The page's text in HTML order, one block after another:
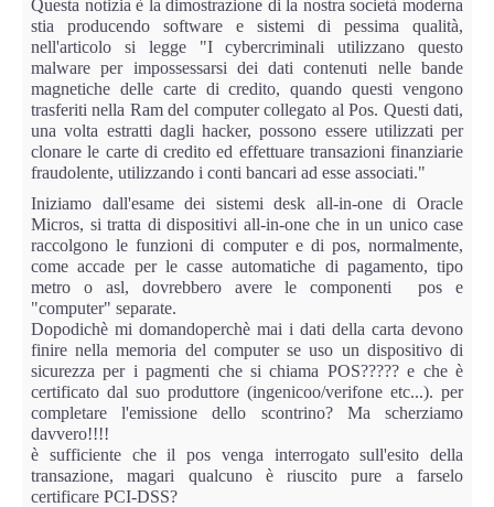
Copia/Acquisizione Forense
Bonifiche Digitali
Forensics Readiness
Copia/Acquisizione Forense Web
Indagini persone scomparse
Remote Digital Forensics
Acquisizione Forense remota
Sblocco PIN Smartphone
Questa notizia è la dimostrazione di la nostra società moderna
stia producendo software e sistemi di pessima qualità,
nell'articolo si legge "I cybercriminali utilizzano questo
malware per impossessarsi dei dati contenuti nelle bande
magnetiche delle carte di credito, quando questi vengono
trasferiti nella Ram del computer collegato al Pos. Questi dati,
una volta estratti dagli hacker, possono essere utilizzati per
clonare le carte di credito ed effettuare transazioni finanziarie
fraudolente, utilizzando i conti bancari ad esse associati."
Iniziamo dall'esame dei sistemi desk all-in-one di Oracle
Micros, si tratta di dispositivi all-in-one che in un unico case
raccolgono le funzioni di computer e di pos, normalmente,
come accade per le casse automatiche di pagamento, tipo
metro o asl, dovrebbero avere le componenti pos e
"computer" separate.
Dopodichè mi domandoperchè mai i dati della carta devono
finire nella memoria del computer se uso un dispositivo di
sicurezza per i pagmenti che si chiama POS????? e che è
certificato dal suo produttore (ingenicoo/verifone etc...). per
completare l'emissione dello scontrino? Ma scherziamo
davvero!!!!
è sufficiente che il pos venga interrogato sull'esito della
transazione, magari qualcuno è riuscito pure a farselo
certificare PCI-DSS?